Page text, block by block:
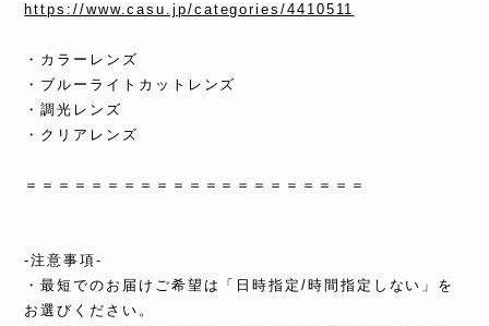
https://www.casu.jp/categories/4410511
・カラーレンズ
・ブルーライトカットレンズ
・調光レンズ
・クリアレンズ
＝＝＝＝＝＝＝＝＝＝＝＝＝＝＝＝＝＝＝＝＝
-注意事項-
・最短でのお届けご希望は「日時指定/時間指定しない」を
お選びください。